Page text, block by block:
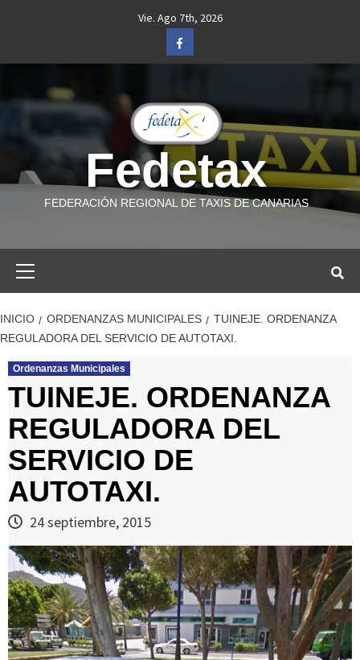
Vie. Ago 7th, 2026
Facebook
Fedetax
FEDERACIÓN REGIONAL DE TAXIS DE CANARIAS
INICIO ORDENANZAS MUNICIPALES
TUINEJE. ORDENANZA
REGULADORA DEL SERVICIO DE AUTOTAXI.
Ordenanzas Municipales
TUINEJE. ORDENANZA
REGULADORA DEL
SERVICIO DE
AUTOTAXI.
24 septiembre, 2015